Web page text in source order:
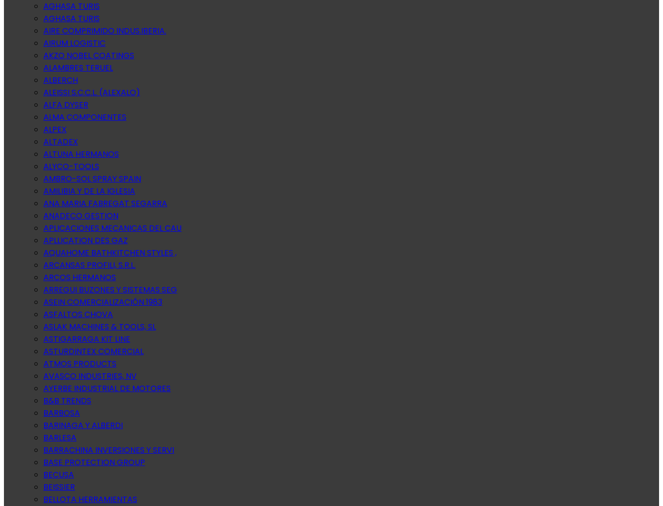
AGHASA TURIS
AGHASA TURIS
AIRE COMPRIMIDO INDUS.IBERIA.
AIRUM LOGISTIC
AKZO NOBEL COATINGS
ALAMBRES TERUEL
ALBERCH
ALEISSI S.C.C.L. (ALEXALO)
ALFA DYSER
ALMA COMPONENTES
ALPEX
ALTADEX
ALTUNA HERMANOS
ALYCO-TOOLS
AMBRO-SOL SPRAY SPAIN
AMILIBIA Y DE LA IGLESIA
ANA MARIA FABREGAT SEGARRA
ANADECO GESTION
APLICACIONES MECANICAS DEL CAU
APLLICATION DES GAZ
AQUAHOME BATHKITCHEN STYLES ,
ARCANSAS PROFILI, S.R.L.
ARCOS HERMANOS
ARREGUI BUZONES Y SISTEMAS SEG
ASEIN COMERCIALIZACIÓN 1983
ASFALTOS CHOVA
ASLAK MACHINES & TOOLS, SL
ASTIGARRAGA KIT LINE
ASTURDINTEX COMERCIAL
ATMOS PRODUCTS
AVASCO INDUSTRIES, NV
AYERBE INDUSTRIAL DE MOTORES
B&B TRENDS
BARBOSA
BARINAGA Y ALBERDI
BARLESA
BARRACHINA INVERSIONES Y SERVI
BASE PROTECTION GROUP
BECUSA
BEISSIER
BELLOTA HERRAMIENTAS